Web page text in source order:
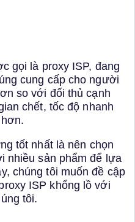
gọi là proxy ISP, đang
cung cấp cho người
so với đối thủ cạnh
chết, tốc độ nhanh
tốt nhất là nên chọn
nhiều sản phẩm để lựa
chúng tôi muốn đề cập
ISP khổng lồ với
tôi.